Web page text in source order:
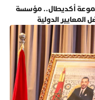
أكديطال.. مؤسسة
الدولية